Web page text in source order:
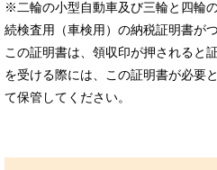
※二輪の小型自動車及び三輪と四輪
続検査用（車検用）の納税証明書が
この証明書は、領収印が押されると
を受ける際には、この証明書が必要
て保管してください。